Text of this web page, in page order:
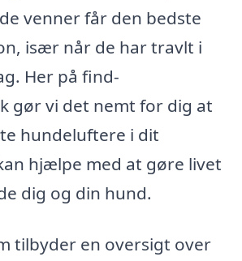
venner får den bedste
især når de har travlt i
Her på find-
gør vi det nemt for dig at
hundeluftere i dit
hjælpe med at gøre livet
dig og din hund.
tilbyder en oversigt over